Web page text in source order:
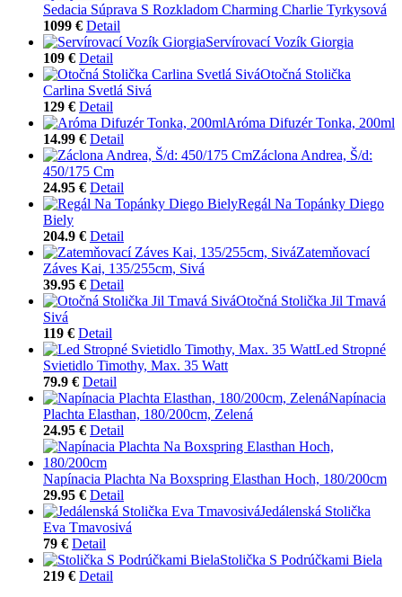
Sedacia Súprava S Rozkladom Charming Charlie Tyrkysová
1099 € Detail
Servírovací Vozík Giorgia
109 € Detail
Otočná Stolička
Carlina Svetlá Sivá
129 € Detail
Aróma Difuzér Tonka, 200ml
14.99 € Detail
Záclona Andrea, Š/d:
450/175 Cm
24.95 € Detail
Regál Na Topánky Diego
Biely
204.9 € Detail
Zatemňovací
Záves Kai, 135/255cm, Sivá
39.95 € Detail
Otočná Stolička Jil Tmavá
Sivá
119 € Detail
Led Stropné
Svietidlo Timothy, Max. 35 Watt
79.9 € Detail
Napínacia
Plachta Elasthan, 180/200cm, Zelená
24.95 € Detail
Napínacia Plachta Na Boxspring Elasthan Hoch, 180/200cm
29.95 € Detail
Jedálenská Stolička
Eva Tmavosivá
79 € Detail
Stolička S Podrúčkami Biela
219 € Detail